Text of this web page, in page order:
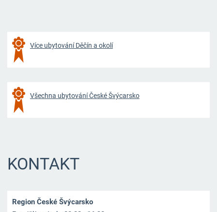
Více ubytování Děčín a okolí
Všechna ubytování České Švýcarsko
KONTAKT
Region České Švýcarsko